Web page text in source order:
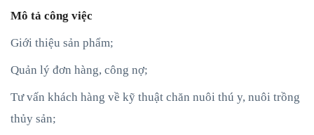
Mô tả công việc
Giới thiệu sản phẩm;
Quản lý đơn hàng, công nợ;
Tư vấn khách hàng về kỹ thuật chăn nuôi thú y, nuôi trồng
thủy sản;